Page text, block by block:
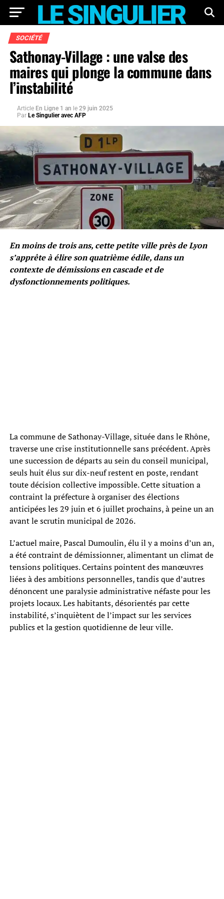
SOCIÉTÉ
Sathonay-Village : une valse des
maires qui plonge la commune dans
l’instabilité
Article En Ligne 1 an le 29 juin 2025
Par Le Singulier avec AFP
En moins de trois ans, cette petite ville près de Lyon
s’apprête à élire son quatrième édile, dans un
contexte de démissions en cascade et de
dysfonctionnements politiques.
La commune de Sathonay-Village, située dans le Rhône,
traverse une crise institutionnelle sans précédent. Après
une succession de départs au sein du conseil municipal,
seuls huit élus sur dix-neuf restent en poste, rendant
toute décision collective impossible. Cette situation a
contraint la préfecture à organiser des élections
anticipées les 29 juin et 6 juillet prochains, à peine un an
avant le scrutin municipal de 2026.
L’actuel maire, Pascal Dumoulin, élu il y a moins d’un an,
a été contraint de démissionner, alimentant un climat de
tensions politiques. Certains pointent des manœuvres
liées à des ambitions personnelles, tandis que d’autres
dénoncent une paralysie administrative néfaste pour les
projets locaux. Les habitants, désorientés par cette
instabilité, s’inquiètent de l’impact sur les services
publics et la gestion quotidienne de leur ville.